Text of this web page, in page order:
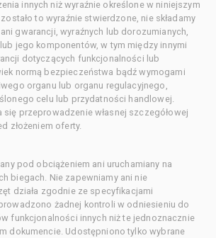
innych niż wyraźnie określone w niniejszym
to wyraźnie stwierdzone, nie składamy
gwarancji, wyraźnych lub dorozumianych,
jego komponentów, w tym między innymi
dotyczących funkcjonalności lub
normą bezpieczeństwa bądź wymogami
organu lub organu regulacyjnego,
celu lub przydatności handlowej.
przeprowadzenie własnej szczegółowej
złożeniem oferty.
pod obciążeniem ani uruchamiany na
biegach. Nie zapewniamy ani nie
działa zgodnie ze specyfikacjami
żadnej kontroli w odniesieniu do
funkcjonalności innych niż te jednoznacznie
dokumencie. Udostępniono tylko wybrane